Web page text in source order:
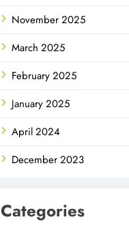
November 2025
March 2025
February 2025
January 2025
April 2024
December 2023
Categories